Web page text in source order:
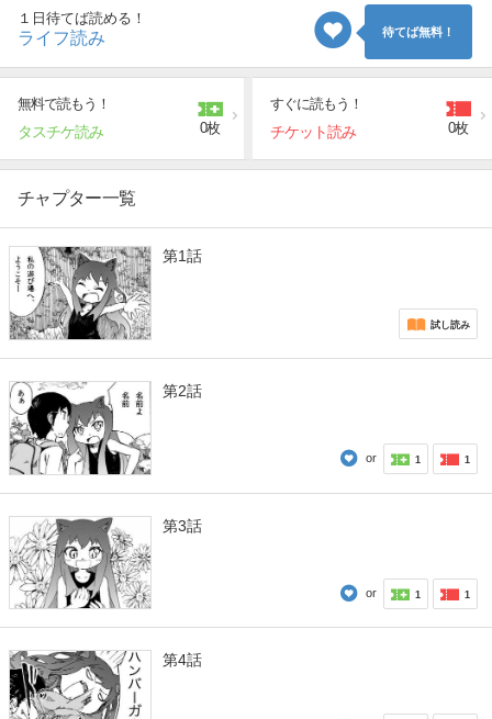
知識を得て人間になるために変態じみたコミュニケーション
をしてくる男の子を
正当防衛する猫耳の子の、日々の物語。
１日待てば読める！
ライフ読み 待てば無料！
無料で読もう！
タスチケ読み 0枚
すぐに読もう！
チケット読み 0枚
チャプター一覧
第1話
試し読み
第2話
or 1 1
第3話
or 1 1
第4話